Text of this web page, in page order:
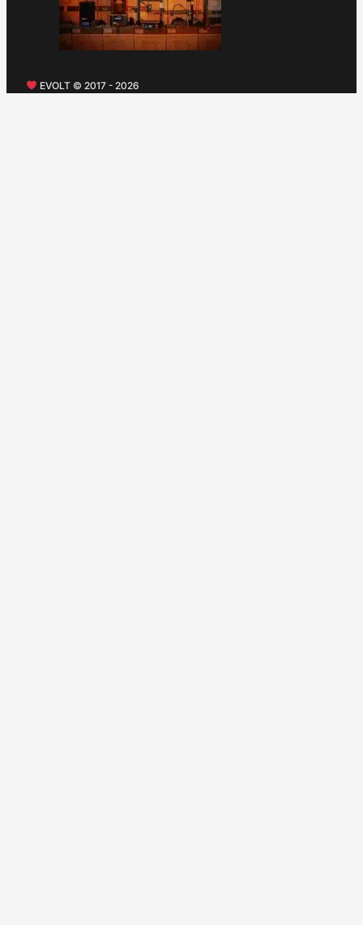
EVOLT © 2017 - 2026